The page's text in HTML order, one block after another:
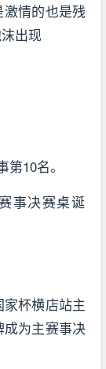
情的也是残
出现
10名。
杯横店站主
为主赛事决